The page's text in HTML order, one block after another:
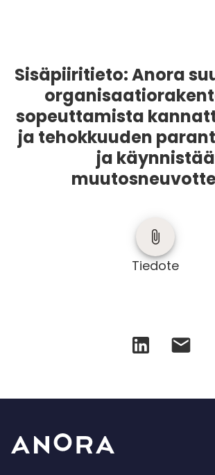
Sisäpiiritieto: Anora
sopeuttamista
ja tehokkuuden
ja käynnistää
Tiedote